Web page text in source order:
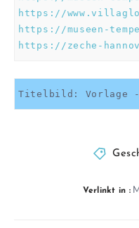
https://
https://museen-
https://zeche-
Titelbild: Vorlage -
Verlinkt in :